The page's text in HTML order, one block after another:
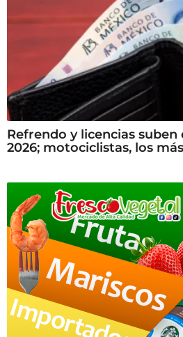
Refrendo y licencias suben
2026; motociclistas, los